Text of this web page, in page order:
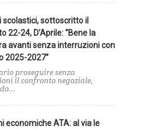
scolastici, sottoscritto il
22-24, D’Aprile: “Bene la
avanti senza interruzioni con
2025-2027”
proseguire senza
il confronto negoziale,
economiche ATA: al via le